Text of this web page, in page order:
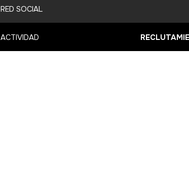
RED SOCIAL
ACTIVIDAD